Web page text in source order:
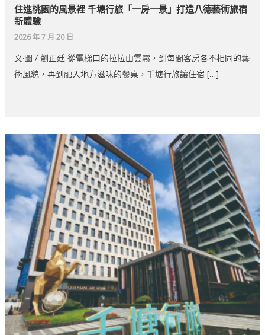
住進桃園的風景裡 千塘行旅「一房一景」打造八德藝術旅宿
新體驗
2026 年 7 月 20 日
文·圖 / 劉正廷 從電梯口的拉拉山雲霧，到每間客房各不相同的藝
術風貌，再到融入地方滋味的餐桌，千塘行旅讓住宿 […]